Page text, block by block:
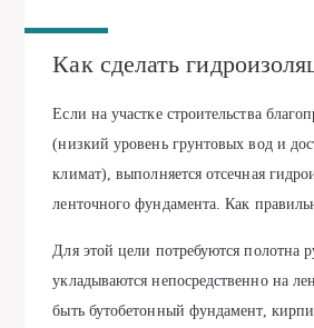
Как сделать
Если на участке строительства
(низкий уровень грунтовых вод и
климат), выполняется отсечная
ленточного фундамента. Как
Для этой цели потребуются полотна
укладываются непосредственно на
быть бутобетонный фундамент,